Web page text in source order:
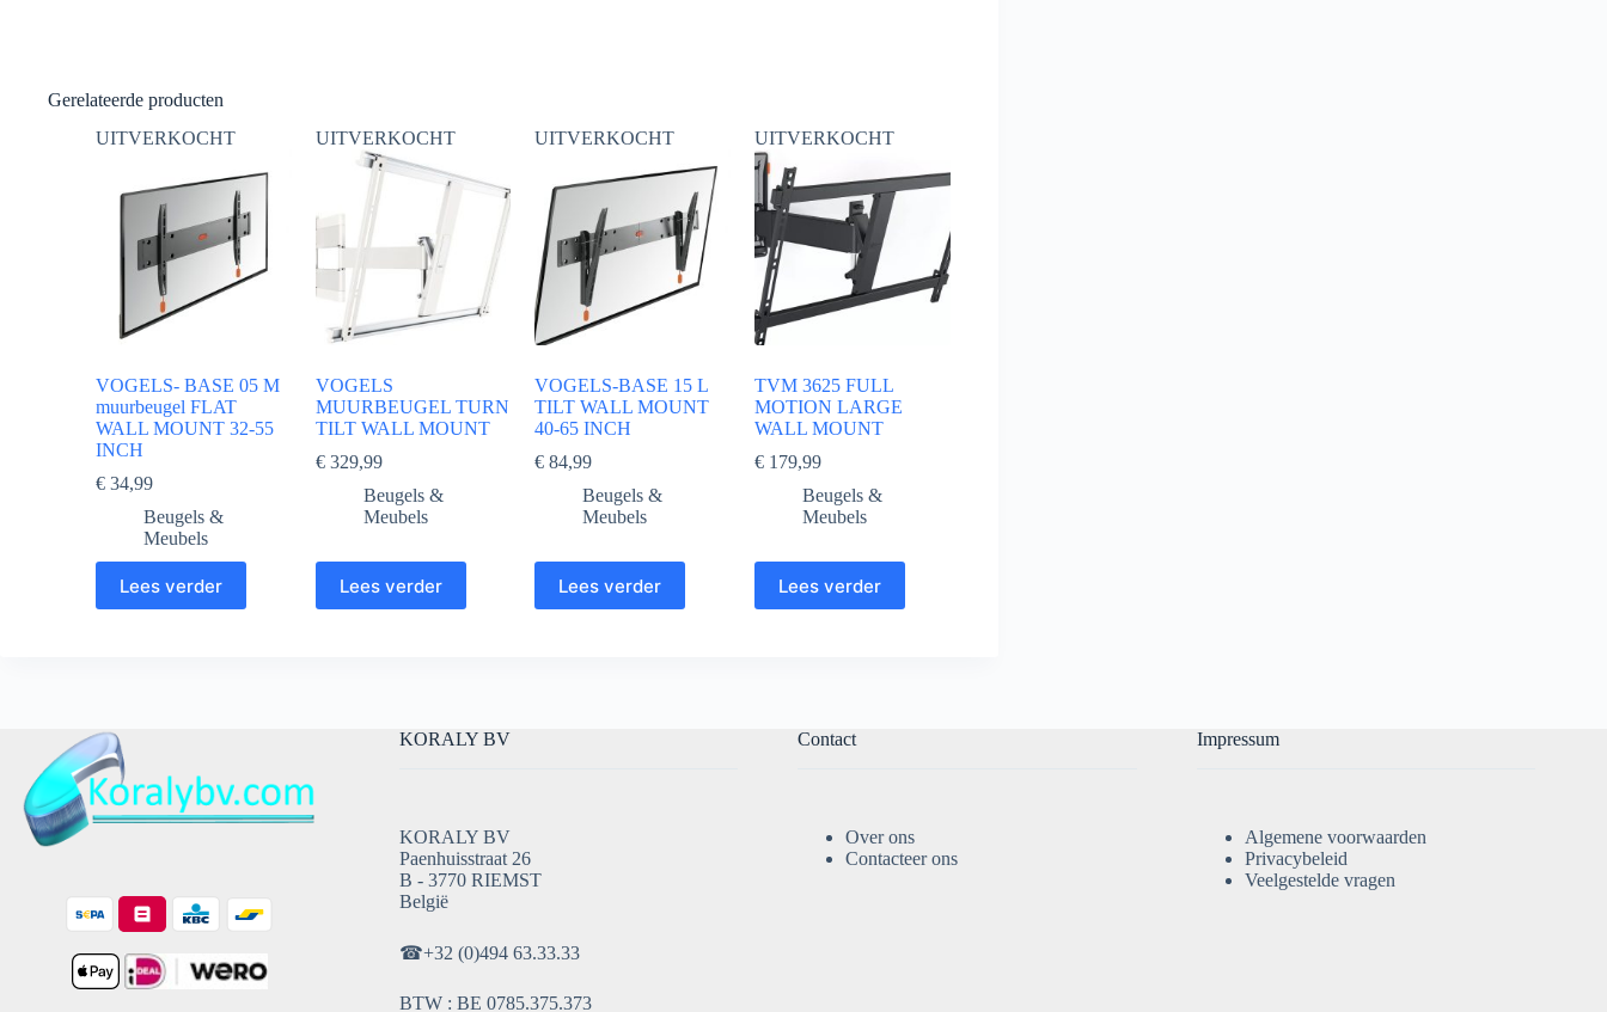
Gerelateerde producten
UITVERKOCHT
VOGELS- BASE 05 M
muurbeugel FLAT
WALL MOUNT 32-55
INCH
€ 34,99
Beugels &
Meubels
Lees verder
UITVERKOCHT
VOGELS
MUURBEUGEL TURN
TILT WALL MOUNT
€329,99
Beugels &
Meubels
Lees verder
UITVERKOCHT
VOGELS-BASE 15 L
TILT WALL MOUNT
40-65 INCH
€ 84,99
Beugels &
Meubels
Lees verder
UITVERKOCHT
TVM 3625 FULL
MOTION LARGE
WALL MOUNT
€179,99
Beugels &
Meubels
Lees verder
KORALY BV
KORALY BV
Paenhuisstraat 26
B - 3770 RIEMST
België
☎+32 (0)494 63.33.33
BTW : BE 0785.375.373
Contact
Over ons
Contacteer ons
Impressum
Algemene voorwaarden
Privacybeleid
Veelgestelde vragen